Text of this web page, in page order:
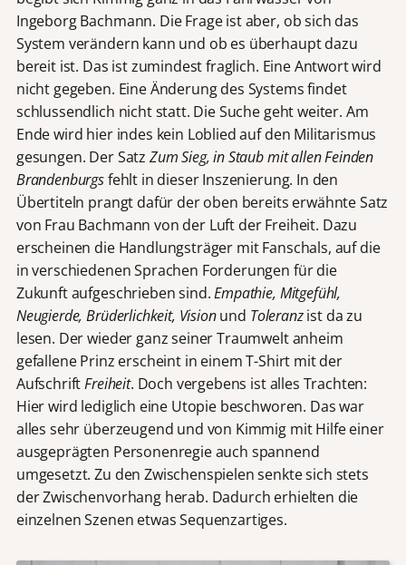
Ingeborg Bachmann. Die Frage ist aber, ob sich das
System verändern kann und ob es überhaupt dazu
bereit ist. Das ist zumindest fraglich. Eine Antwort wird
nicht gegeben. Eine Änderung des Systems findet
schlussendlich nicht statt. Die Suche geht weiter. Am
Ende wird hier indes kein Loblied auf den Militarismus
gesungen. Der Satz Zum Sieg, in Staub mit allen Feinden
Brandenburgsfehlt in dieser Inszenierung. In den
Übertiteln prangt dafür der oben bereits erwähnte Satz
von Frau Bachmann von der Luft der Freiheit. Dazu
erscheinen die Handlungsträger mit Fanschals, auf die
in verschiedenen Sprachen Forderungen für die
Zukunft aufgeschrieben sind.Empathie, Mitgefühl,
Neugierde, Brüderlichkeit, Visionund Toleranzist da zu
lesen. Der wieder ganz seiner Traumwelt anheim
gefallene Prinz erscheint in einem T-Shirt mit der
AufschriftFreiheit. Doch vergebens ist alles Trachten:
Hier wird lediglich eine Utopie beschworen. Das war
alles sehr überzeugend und von Kimmig mit Hilfe einer
ausgeprägten Personenregie auch spannend
umgesetzt. Zu den Zwischenspielen senkte sich stets
der Zwischenvorhang herab. Dadurch erhielten die
einzelnen Szenen etwas Sequenzartiges.